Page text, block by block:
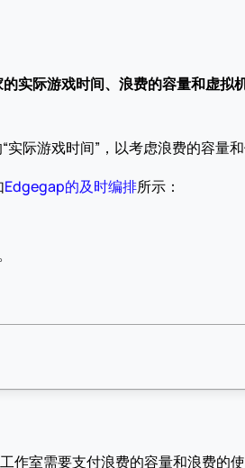
实际游戏时间、浪费的容量和虚拟
际游戏时间”，以考虑浪费的容量和
Edgegap的及时编排所示：
室需要支付浪费的容量和浪费的